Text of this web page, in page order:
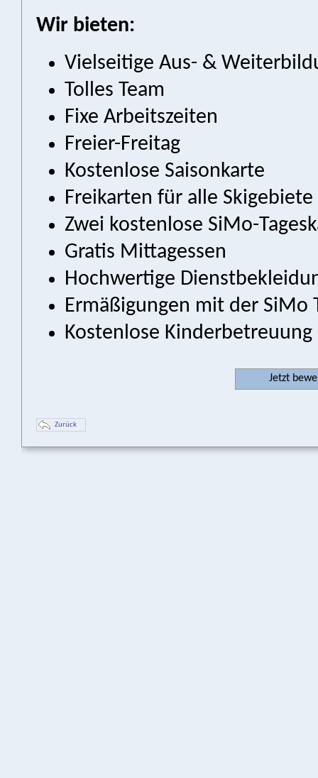
Wir bieten:
Vielseitige Aus- &
Tolles Team
Fixe Arbeitszeiten
Freier-Freitag
Kostenlose Saisonkarte
Freikarten für alle
Zwei kostenlose SiMo-
Gratis Mittagessen
Hochwertige
Ermäßigungen mit der SiMo
Kostenlose Kinderbetreuung
Jetzt
Zurück